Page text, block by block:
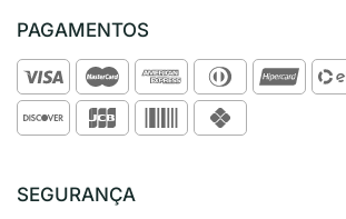
PAGAMENTOS
SEGURANÇA